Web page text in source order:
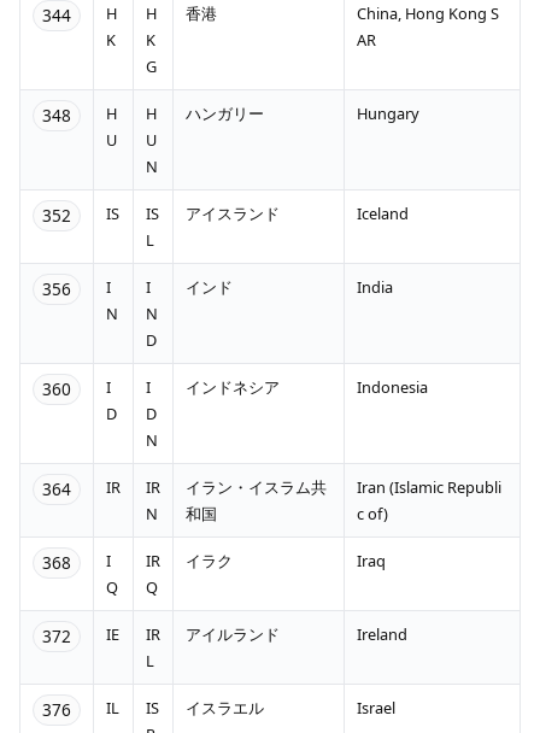
344
H
K
H
K
G
香港
China, Hong Kong S
AR
348
H
U
H
U
N
ハンガリー Hungary
352 IS
IS
L
アイスランド Iceland
356
I
N
I
N
D
インド India
360
I
D
I
D
N
インドネシア Indonesia
364 IR
IR
N
イラン・イスラム共
和国
Iran (Islamic Republi
c of)
368
I
Q
IR
Q
イラク Iraq
372 IE
IR
L
アイルランド Ireland
376 IL
IS
イスラエル Israel